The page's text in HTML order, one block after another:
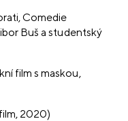
Comedie
Buš a studentský
film s maskou,
2020)